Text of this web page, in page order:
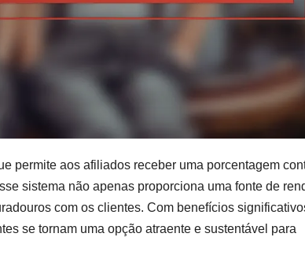
permite aos afiliados receber uma porcentagem
sistema não apenas proporciona uma fonte de
com os clientes. Com benefícios
se tornam uma opção atraente e sustentável para